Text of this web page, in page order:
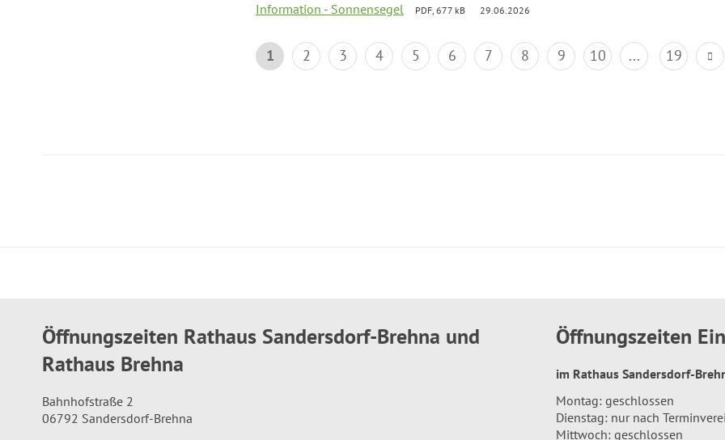
Information - Sonnensegel PDF, 677 kB 29.06.2026
1 2 3 4 5 6 7 8 9 10 ... 19
Öffnungszeiten Rathaus Sandersdorf-Brehna und
Rathaus Brehna
Bahnhofstraße 2
06792 Sandersdorf-Brehna
Öffnungszeiten
im Rathaus Sandersdorf-
Montag: geschlossen
Dienstag: nur nach
Mittwoch: geschlossen